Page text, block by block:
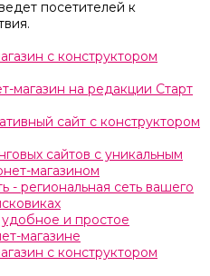
посетителей к
с конструктором
магазин на редакции Старт
сайт с конструктором
сайтов с уникальным
магазином
- региональная сеть вашего
удобное и простое
магазине
с конструктором